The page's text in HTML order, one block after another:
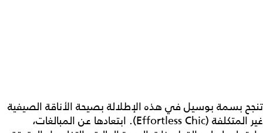
تنجح بسمة بوسيل في هذه الإطلالة بصيحة الأناقة الصيفية
غير المتكلفة (Effortless Chic). ابتعادها عن المبالغات،